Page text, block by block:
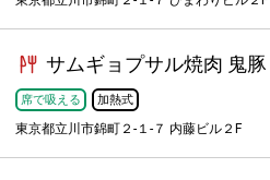
サムギョプサル焼肉 鬼豚
席で吸える 加熱式
東京都立川市錦町２-１-７ 内藤ビル２F